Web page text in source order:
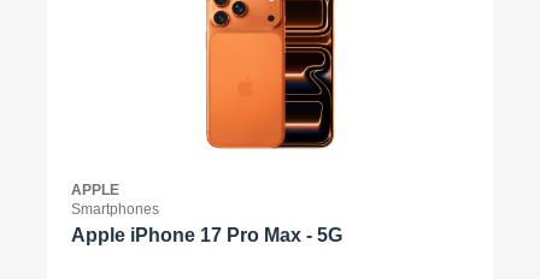
APPLE
Smartphones
Apple iPhone 17 Pro Max - 5G